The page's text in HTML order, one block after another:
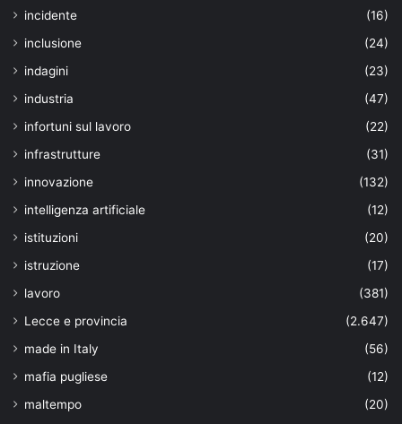
incidente
(16)
inclusione
(24)
indagini
(23)
industria
(47)
infortuni sul lavoro
(22)
infrastrutture
(31)
innovazione
(132)
intelligenza artificiale
(12)
istituzioni
(20)
istruzione
(17)
lavoro
(381)
Lecce e provincia
(2.647)
made in Italy
(56)
mafia pugliese
(12)
maltempo
(20)